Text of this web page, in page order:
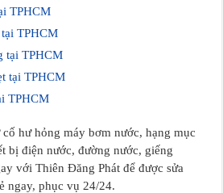
TPHCM
TPHCM
tại TPHCM
tại TPHCM
TPHCM
hư hỏng máy bơm nước, hạng mục
bị điện nước, đường nước, giếng
với Thiên Đăng Phát để được sửa
ngay, phục vụ 24/24.